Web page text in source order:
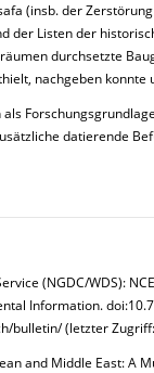
(insb. der
der Listen der
durchsetzte
nachgeben
datierende
(NGDC/WDS):
Information.
bulletin/ (letzter
and Middle East: A